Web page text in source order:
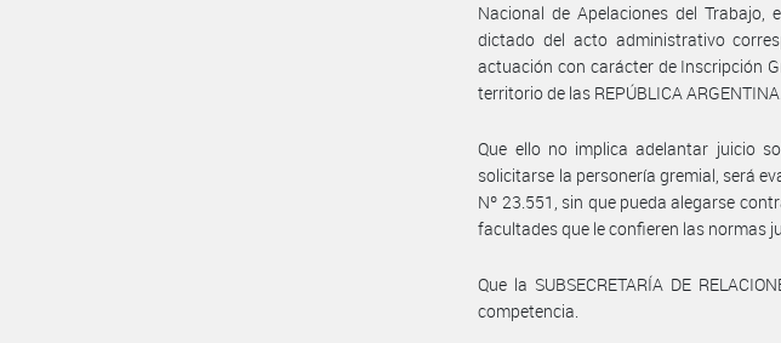
Nacional de Apelaciones del Trabajo,
dictado del acto administrativo
actuación con carácter de Inscripción
territorio de las REPÚBLICA ARGENTINA.
Que ello no implica adelantar juicio
solicitarse la personería gremial, será
Nº 23.551, sin que pueda alegarse
facultades que le confieren las normas
Que la SUBSECRETARÍA DE
competencia.